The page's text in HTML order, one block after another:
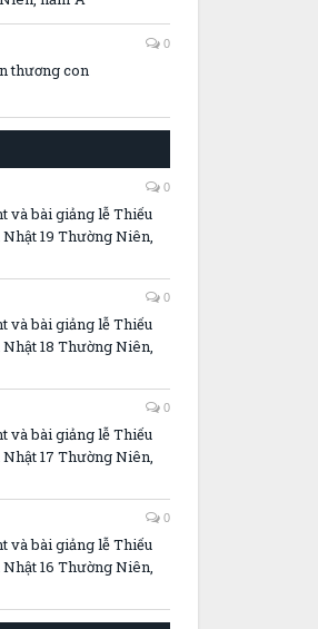
0
thương con
0
và bài giảng lễ Thiếu
19 Thường Niên,
0
và bài giảng lễ Thiếu
18 Thường Niên,
0
và bài giảng lễ Thiếu
17 Thường Niên,
0
và bài giảng lễ Thiếu
16 Thường Niên,